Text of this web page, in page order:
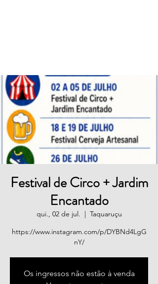
Festival de Circo + Jardim
Encantado
qui., 02 de jul.
  |
Taquaruçu
https://www.instagram.com/p/DYBNd4LgG
nY/
Os ingressos não estão à venda